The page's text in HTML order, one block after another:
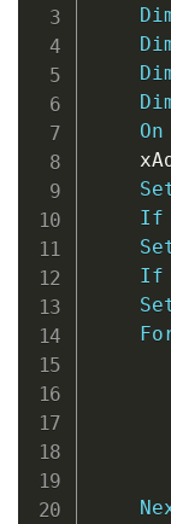
On
If
If